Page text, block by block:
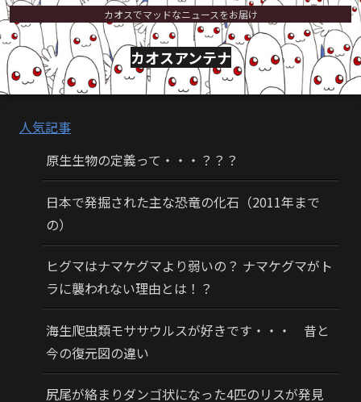
カオスでマッドなニュースをお届け
カオスアンテナ
人気記事
原生生物の定義って・・・？？？
日本で発掘された主な恐竜の化石（2011年まで
の）
ヒグマはナマケグマより弱いの？ ナマケグマがト
ラに襲われない理由とは！？
海生爬虫類モササウルスが好きです・・・ 昔と
今の復元図の違い
尻尾が絡まりダンゴ状になった4匹のリスが発見